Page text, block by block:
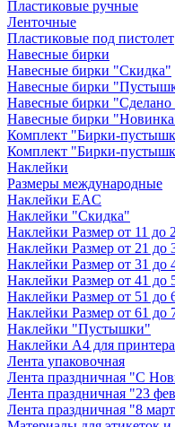
Пластиковые ручные
Ленточные
Пластиковые под пистолет
Навесные бирки
Навесные бирки "Скидка"
Навесные бирки
Навесные бирки
Навесные бирки
Комплект "Бирки-
Комплект "Бирки-
Наклейки
Размеры международные
Наклейки EAC
Наклейки "Скидка"
Наклейки Размер от 11 до
Наклейки Размер от 21 до
Наклейки Размер от 31 до
Наклейки Размер от 41 до
Наклейки Размер от 51 до
Наклейки Размер от 61 до
Наклейки "Пустышки"
Наклейки А4 для принтера
Лента упаковочная
Лента праздничная "С
Лента праздничная "23
Лента праздничная "8